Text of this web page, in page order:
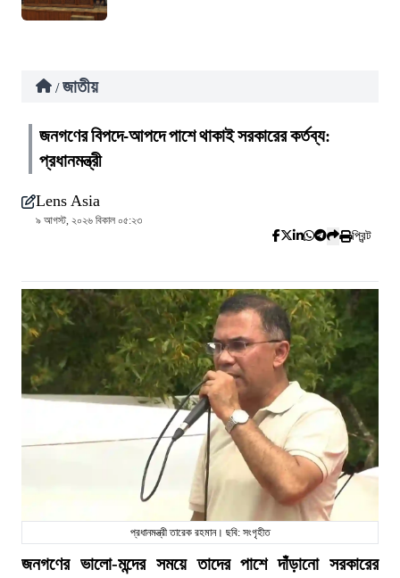
/ জাতীয়
জনগণের বিপদে-আপদে পাশে থাকাই সরকারের কর্তব্য:
প্রধানমন্ত্রী
Lens Asia
৯ আগস্ট, ২০২৬ বিকাল ০৫:২৩
প্রিন্ট
প্রধানমন্ত্রী তারেক রহমান। ছবি: সংগৃহীত
জনগণের ভালো-মন্দের সময়ে তাদের পাশে দাঁড়ানো সরকারের